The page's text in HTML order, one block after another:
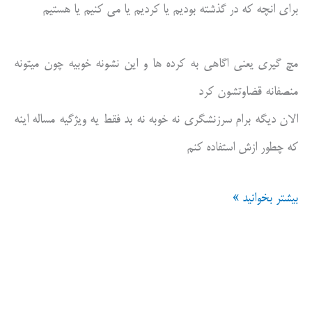
برای انچه که در گذشته بودیم یا کردیم یا می کنیم یا هستیم
مچ گیری یعنی اگاهی به کرده ها و این نشونه خوبیه چون میتونه
منصفانه قضاوتشون کرد
الان دیگه برام سرزنشگری نه خوبه نه بد فقط یه ویژگیه مساله اینه
که چطور ازش استفاده کنم
سرزنش
بیشتر بخوانید »